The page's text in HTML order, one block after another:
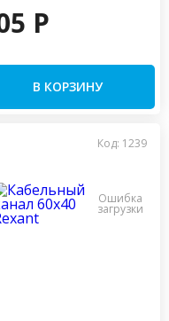
P
В КОРЗИНУ
Код: 1239